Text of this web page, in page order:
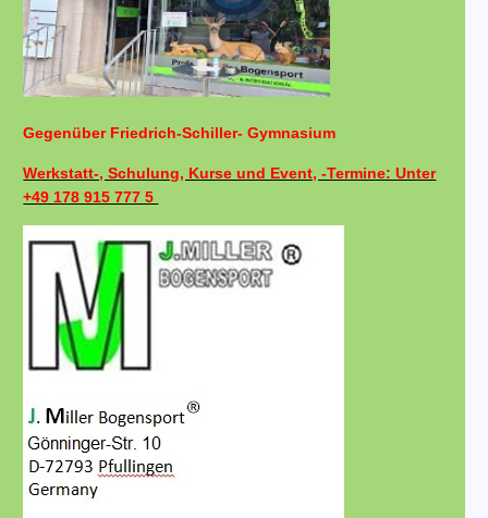
Gegenüber Friedrich-Schiller- Gymnasium
Werkstatt-, Schulung, Kurse und Event, -Termine: Unter
+49 178 915 777 5